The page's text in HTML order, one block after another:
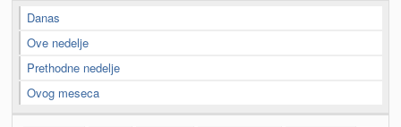
Danas
Ove nedelje
Prethodne nedelje
Ovog meseca